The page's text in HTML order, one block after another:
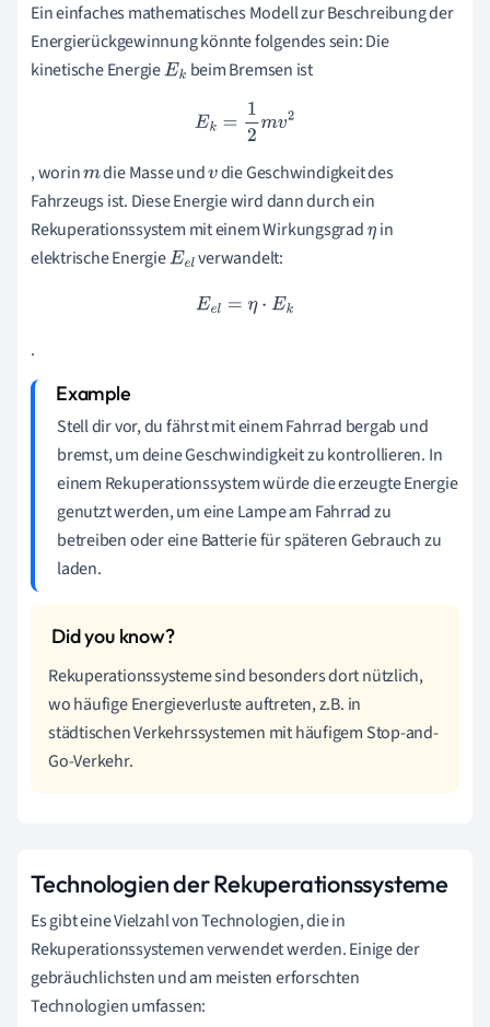
Ein einfaches mathematisches Modell zur Beschreibung der
Energierückgewinnung könnte folgendes sein: Die
kinetische EnergieEk beim Bremsen ist
E k=1 2mv2
, worinmdie Masse undvdie Geschwindigkeit des
Fahrzeugs ist. Diese Energie wird dann durch ein
Rekuperationssystem mit einem Wirkungsgradηin
elektrische EnergieEel verwandelt:
E el= η⋅E k
.
Stell dir vor, du fährst mit einem Fahrrad bergab und
bremst, um deine Geschwindigkeit zu kontrollieren. In
einem Rekuperationssystem würde die erzeugte Energie
genutzt werden, um eine Lampe am Fahrrad zu
betreiben oder eine Batterie für späteren Gebrauch zu
laden.
Rekuperationssysteme sind besonders dort nützlich,
wo häufige Energieverluste auftreten, z.B. in
städtischen Verkehrssystemen mit häufigem Stop-and-
Go-Verkehr.
Technologien der Rekuperationssysteme
Es gibt eine Vielzahl von Technologien, die in
Rekuperationssystemen verwendet werden. Einige der
gebräuchlichsten und am meisten erforschten
Technologien umfassen: